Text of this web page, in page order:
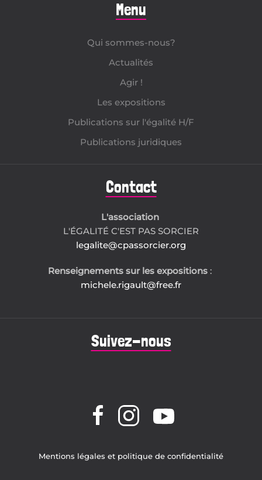
Menu
Qui sommes-nous?
Actualités
Agir !
Les expositions
Publications sur l'égalité H/F
Publications juridiques
Contact
L'association
L'ÉGALITÉ C'EST PAS SORCIER
legalite@cpassorcier.org
Renseignements sur les expositions :
michele.rigault@free.fr
Suivez-nous
Mentions légales et politique de confidentialité